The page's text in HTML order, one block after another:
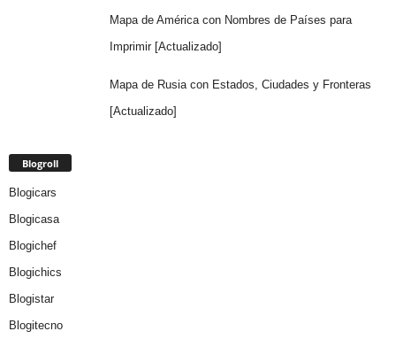
Mapa de América con Nombres de Países para
Imprimir [Actualizado]
Mapa de Rusia con Estados, Ciudades y Fronteras
[Actualizado]
Blogroll
Blogicars
Blogicasa
Blogichef
Blogichics
Blogistar
Blogitecno